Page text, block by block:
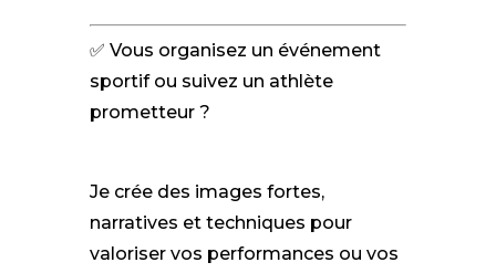
✅ Vous organisez un événement
sportif ou suivez un athlète
prometteur ?
Je crée des images fortes,
narratives et techniques pour
valoriser vos performances ou vos